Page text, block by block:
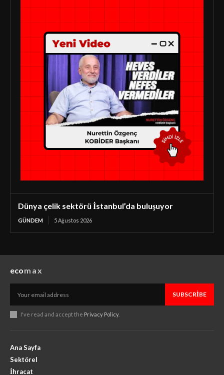
Dünya çelik sektörü İstanbul’da buluşuyor
GÜNDEM 5 Ağustos 2026
ecomax
SUBSCRIBE
I've read and accept the Privacy Policy.
Ana Sayfa
Sektörel
İhracat